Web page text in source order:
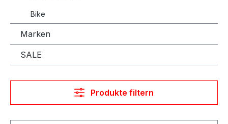
Bike
Marken
SALE
Produkte filtern